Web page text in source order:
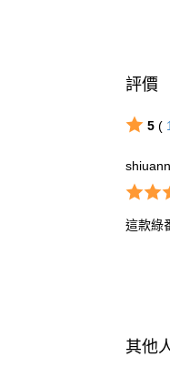
評價
5(
這款綠
其他